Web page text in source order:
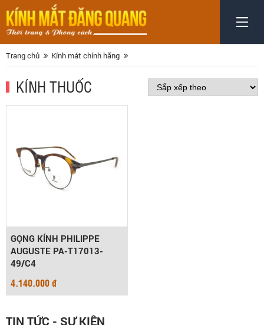
Trang chủ Kính mát chính hãng
KÍNH THUỐC
GỌNG KÍNH PHILIPPE
AUGUSTE PA-T17013-
49/C4
4.140.000 đ
TIN TỨC - SỰ KIỆN